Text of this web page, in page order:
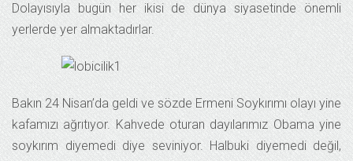
Dolayısıyla bugün her ikisi de dünya siyasetinde önemli
yerlerde yer almaktadırlar.
Bakın 24 Nisan’da geldi ve sözde Ermeni Soykırımı olayı yine
kafamızı ağrıtıyor. Kahvede oturan dayılarımız Obama yine
soykırım diyemedi diye seviniyor. Halbuki diyemedi değil,